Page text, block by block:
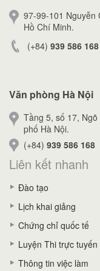
97-99-101 Nguyễn
Hồ Chí Minh.
(+84) 939 586 168
Văn phòng Hà Nội
Tầng 5, số 17,
phố Hà Nội.
(+84) 939 586 168
Liên kết nhanh
Đào tạo
Lịch khai giảng
Chứng chỉ quốc tế
Luyện Thi trực tuyến
Thông tin việc làm